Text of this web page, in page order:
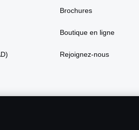
Brochures
Boutique en ligne
Rejoignez-nous